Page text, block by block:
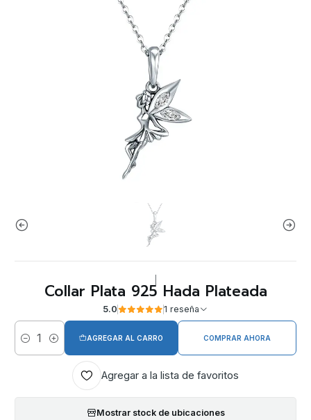
Collar Plata 925 Hada Plateada
5.0 1 reseña
Cantidad
AGREGAR AL CARRO COMPRAR AHORA
Agregar a la lista de favoritos
Mostrar stock de ubicaciones